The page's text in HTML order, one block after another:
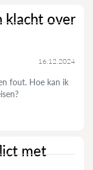
klacht over
16.12.2024
fout. Hoe kan ik
met